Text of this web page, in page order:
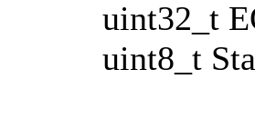
uint32_t
uint8_t